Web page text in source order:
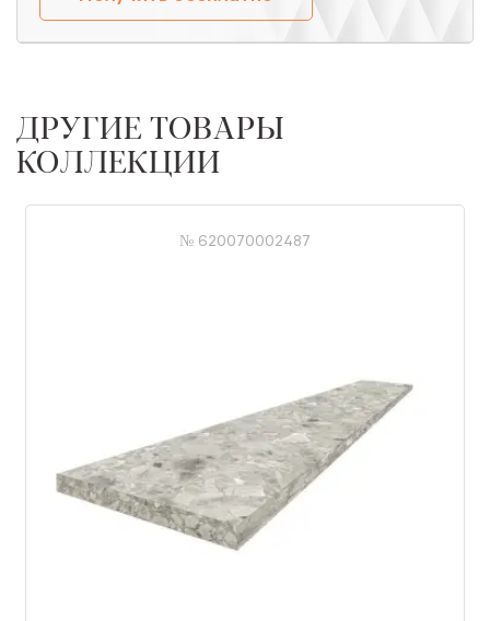
ДРУГИЕ ТОВАРЫ
КОЛЛЕКЦИИ
№ 620070002487